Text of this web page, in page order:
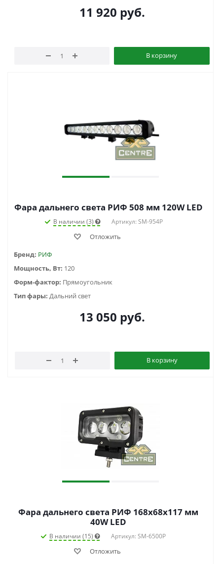
11 920 руб.
В корзину
Фара дальнего света РИФ 508 мм 120W LED
В наличии (3) Артикул: SM-954P
Отложить
Бренд: РИФ
Мощность, Вт: 120
Форм-фактор: Прямоугольник
Тип фары: Дальний свет
13 050 руб.
В корзину
Фара дальнего света РИФ 168х68х117 мм
40W LED
В наличии (15) Артикул: SM-6500P
Отложить